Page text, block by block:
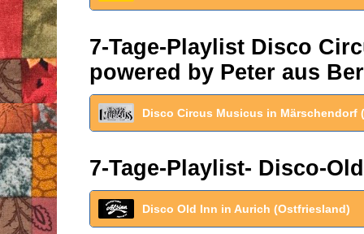
7-Tage-Playlist Disco
powered by Peter aus
Disco Circus Musicus in Märschendorf
7-Tage-Playlist- Disco-
Disco Old Inn in Aurich (Ostfriesland)